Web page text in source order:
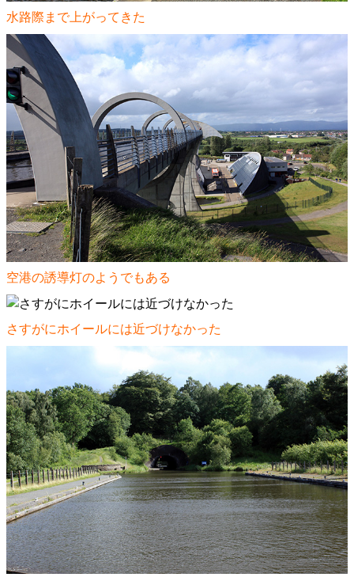
水路際まで上がってきた
空港の誘導灯のようでもある
さすがにホイールには近づけなかった